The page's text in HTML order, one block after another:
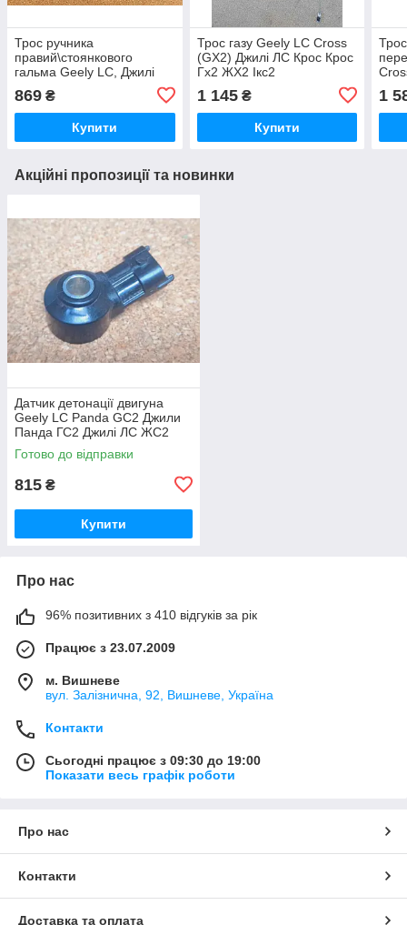
Трос ручника
правий\стоянкового
гальма Geely LC, Джилі
ЛС Панда
869 ₴
Купити
Трос газу Geely LC Cross
(GX2) Джилі ЛС Крос Крос
Гх2 ЖХ2 Ікс2
1 145₴
Купити
1
Акційні пропозиції та новинки
Датчик детонації двигуна
Geely LC Panda GC2 Джили
Панда ГС2 Джилі ЛС ЖС2
Готово до відправки
815 ₴
Купити
Про нас
96% позитивних з 410 відгуків за рік
Працює з 23.07.2009
м. Вишневе
вул. Залізнична, 92, Вишневе, Україна
Контакти
Сьогодні працює з 09:30 до 19:00
Показати весь графік роботи
Про нас
Контакти
Доставка та оплата